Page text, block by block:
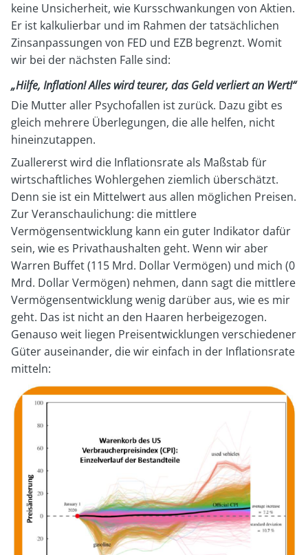
keine Unsicherheit, wie Kursschwankungen von Aktien.
Er ist kalkulierbar und im Rahmen der tatsächlichen
Zinsanpassungen von FED und EZB begrenzt. Womit
wir bei der nächsten Falle sind:
„Hilfe, Inflation! Alles wird teurer, das Geld verliert an Wert!“
Die Mutter aller Psychofallen ist zurück. Dazu gibt es
gleich mehrere Überlegungen, die alle helfen, nicht
hineinzutappen.
Zuallererst wird die Inflationsrate als Maßstab für
wirtschaftliches Wohlergehen ziemlich überschätzt.
Denn sie ist ein Mittelwert aus allen möglichen Preisen.
Zur Veranschaulichung: die mittlere
Vermögensentwicklung kann ein guter Indikator dafür
sein, wie es Privathaushalten geht. Wenn wir aber
Warren Buffet (115 Mrd. Dollar Vermögen) und mich (0
Mrd. Dollar Vermögen) nehmen, dann sagt die mittlere
Vermögensentwicklung wenig darüber aus, wie es mir
geht. Das ist nicht an den Haaren herbeigezogen.
Genauso weit liegen Preisentwicklungen verschiedener
Güter auseinander, die wir einfach in der Inflationsrate
mitteln: